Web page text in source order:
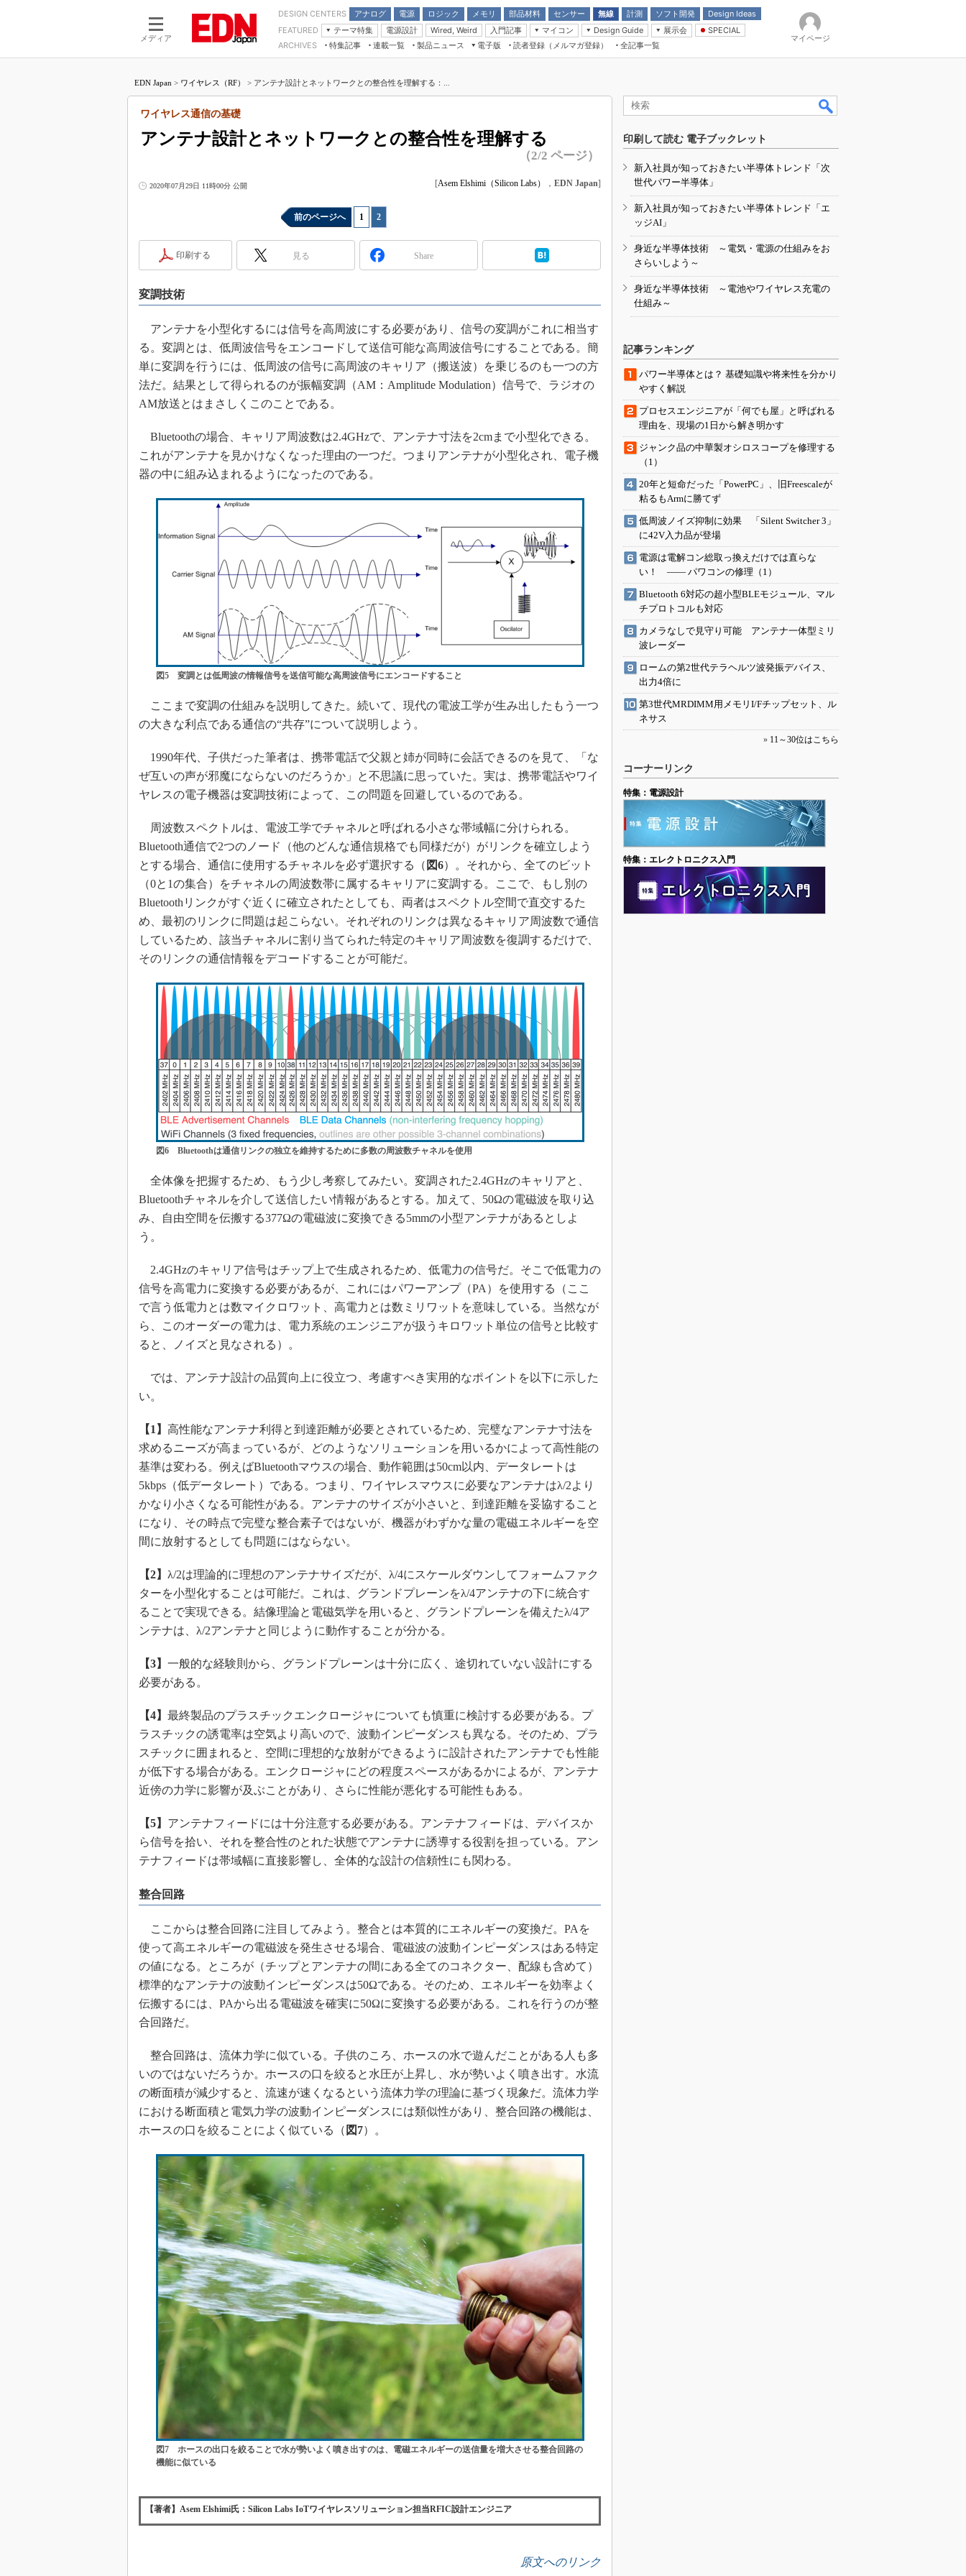
メディア
DESIGN CENTERS アナログ
電源
モーター
ロジック
LSI
メモリ
部品材料
受動部品
センサー 無線 計測 ソフト開発
Design Ideas
アナログ機能回路
計測とテスト
FEATURED
テーマ特集
つながるクルマ
エレクトロニクス入門
医療エレ（EE Times Japan）
電源設計 Wired, Weird
入門記事
モーター入門
マイコン
マイコン講座
Design Guide
計測機器
展示会
CEATEC
組込み/エッジコンピューティング展
人とくるま展
AUTOMOTIVE WORLD
SPECIAL
Microchip情報
ARCHIVES 特集記事
連載一覧
マイクロプロセッサ懐古録
中堅技術者に贈る電子部品“徹底”活
用講座
たった2つの式で始めるDC/DCコン
バーターの設計
Q&Aで学ぶマイコン講座
高速シリアル伝送技術講座
アナログ設計のきほん／ADCとノイ
座
Bluetooth mesh入門
「SPICEの仕組みとその活用設計」
最新記事一覧
USB Type-Cの登場で評価試験はど
う変わる？
IoT時代の無線規格を知る【Thread
編】
製品ニュース
電子版
電子ブックレット
読者登録（メルマガ登録） 全記事一覧
マイページ
EDN Japan > ワイヤレス（RF） > アンテナ設計とネットワークとの整合性を理解する：...
アンテナ設計とネットワークとの整合性を理解する
ワイヤレス通信の基礎
（2/2 ページ）
2020年07月29日 11時00分 公開 [Asem Elshimi（Silicon Labs） ， EDN Japan]
前のページへ 1 2
印刷する 見る Share
変調技術
アンテナを小型化するには信号を高周波にする必要があり、信号の変調がこれに相当す
る。変調とは、低周波信号をエンコードして送信可能な高周波信号にすることである。簡
単に変調を行うには、低周波の信号に高周波のキャリア（搬送波）を乗じるのも一つの方
法だ。結果として得られるのが振幅変調（AM：Amplitude Modulation）信号で、ラジオの
AM放送とはまさしくこのことである。
Bluetoothの場合、キャリア周波数は2.4GHzで、アンテナ寸法を2cmまで小型化できる。
これがアンテナを見かけなくなった理由の一つだ。つまりアンテナが小型化され、電子機
器の中に組み込まれるようになったのである。
図5 変調とは低周波の情報信号を送信可能な高周波信号にエンコードすること
ここまで変調の仕組みを説明してきた。続いて、現代の電波工学が生み出したもう一つ
の大きな利点である通信の“共存”について説明しよう。
1990年代、子供だった筆者は、携帯電話で父親と姉が同時に会話できるのを見て、「な
ぜ互いの声が邪魔にならないのだろうか」と不思議に思っていた。実は、携帯電話やワイ
ヤレスの電子機器は変調技術によって、この問題を回避しているのである。
周波数スペクトルは、電波工学でチャネルと呼ばれる小さな帯域幅に分けられる。
Bluetooth通信で2つのノード（他のどんな通信規格でも同様だが）がリンクを確立しよう
とする場合、通信に使用するチャネルを必ず選択する（ 図6）。それから、全てのビット
（0と1の集合）をチャネルの周波数帯に属するキャリアに変調する。ここで、もし別の
Bluetoothリンクがすぐ近くに確立されたとしても、両者はスペクトル空間で直交するた
め、最初のリンクに問題は起こらない。それぞれのリンクは異なるキャリア周波数で通信
しているため、該当チャネルに割り当てられた特定のキャリア周波数を復調するだけで、
そのリンクの通信情報をデコードすることが可能だ。
図6 Bluetoothは通信リンクの独立を維持するために多数の周波数チャネルを使用
全体像を把握するため、もう少し考察してみたい。変調された2.4GHzのキャリアと、
Bluetoothチャネルを介して送信したい情報があるとする。加えて、50Ωの電磁波を取り込
み、自由空間を伝搬する377Ωの電磁波に変換できる5mmの小型アンテナがあるとしよ
う。
2.4GHzのキャリア信号はチップ上で生成されるため、低電力の信号だ。そこで低電力の
信号を高電力に変換する必要があるが、これにはパワーアンプ（PA）を使用する（ここ
で言う低電力とは数マイクロワット、高電力とは数ミリワットを意味している。当然なが
ら、このオーダーの電力は、電力系統のエンジニアが扱うキロワット単位の信号と比較す
ると、ノイズと見なされる）。
では、アンテナ設計の品質向上に役立つ、考慮すべき実用的なポイントを以下に示した
い。
【1】 高性能なアンテナ利得と到達距離が必要とされているため、完璧なアンテナ寸法を
求めるニーズが高まっているが、どのようなソリューションを用いるかによって高性能の
基準は変わる。例えばBluetoothマウスの場合、動作範囲は50cm以内、データレートは
5kbps（低データレート）である。つまり、ワイヤレスマウスに必要なアンテナはλ/2より
かなり小さくなる可能性がある。アンテナのサイズが小さいと、到達距離を妥協すること
になり、その時点で完璧な整合素子ではないが、機器がわずかな量の電磁エネルギーを空
間に放射するとしても問題にはならない。
【2】 λ/2は理論的に理想のアンテナサイズだが、λ/4にスケールダウンしてフォームファク
ターを小型化することは可能だ。これは、グランドプレーンをλ/4アンテナの下に統合す
ることで実現できる。結像理論と電磁気学を用いると、グランドプレーンを備えたλ/4ア
ンテナは、λ/2アンテナと同じように動作することが分かる。
【3】 一般的な経験則から、グランドプレーンは十分に広く、途切れていない設計にする
必要がある。
【4】 最終製品のプラスチックエンクロージャについても慎重に検討する必要がある。プ
ラスチックの誘電率は空気より高いので、波動インピーダンスも異なる。そのため、プラ
スチックに囲まれると、空間に理想的な放射ができるように設計されたアンテナでも性能
が低下する場合がある。エンクロージャにどの程度スペースがあるかによるが、アンテナ
近傍の力学に影響が及ぶことがあり、さらに性能が悪化する可能性もある。
【5】 アンテナフィードには十分注意する必要がある。アンテナフィードは、デバイスか
ら信号を拾い、それを整合性のとれた状態でアンテナに誘導する役割を担っている。アン
テナフィードは帯域幅に直接影響し、全体的な設計の信頼性にも関わる。
整合回路
ここからは整合回路に注目してみよう。整合とは本質的にエネルギーの変換だ。PAを
使って高エネルギーの電磁波を発生させる場合、電磁波の波動インピーダンスはある特定
の値になる。ところが（チップとアンテナの間にある全てのコネクター、配線も含めて）
標準的なアンテナの波動インピーダンスは50Ωである。そのため、エネルギーを効率よく
伝搬するには、PAから出る電磁波を確実に50Ωに変換する必要がある。これを行うのが整
合回路だ。
整合回路は、流体力学に似ている。子供のころ、ホースの水で遊んだことがある人も多
いのではないだろうか。ホースの口を絞ると水圧が上昇し、水が勢いよく噴き出す。水流
の断面積が減少すると、流速が速くなるという流体力学の理論に基づく現象だ。流体力学
における断面積と電気力学の波動インピーダンスには類似性があり、整合回路の機能は、
ホースの口を絞ることによく似ている（ 図7）。
図7 ホースの出口を絞ることで水が勢いよく噴き出すのは、電磁エネルギーの送信量を増大させる整合回路の
機能に似ている
【著者】Asem Elshimi氏：Silicon Labs IoTワイヤレスソリューション担当RFIC設計エンジニア
原文へのリンク
印刷して読む 電子ブックレット
新入社員が知っておきたい半導体トレンド「次
世代パワー半導体」
新入社員が知っておきたい半導体トレンド「エ
ッジAI」
身近な半導体技術 ～電気・電源の仕組みをお
さらいしよう～
身近な半導体技術 ～電池やワイヤレス充電の
仕組み～
記事ランキング
パワー半導体とは？ 基礎知識や将来性を分かり
やすく解説
プロセスエンジニアが「何でも屋」と呼ばれる
理由を、現場の1日から解き明かす
ジャンク品の中華製オシロスコープを修理する
（1）
20年と短命だった「PowerPC」、旧Freescaleが
粘るもArmに勝てず
低周波ノイズ抑制に効果 「Silent Switcher 3」
に42V入力品が登場
電源は電解コン総取っ換えだけでは直らな
い！ ―― パワコンの修理（1）
Bluetooth 6対応の超小型BLEモジュール、マル
チプロトコルも対応
カメラなしで見守り可能 アンテナ一体型ミリ
波レーダー
ロームの第2世代テラヘルツ波発振デバイス、
出力4倍に
第3世代MRDIMM用メモリI/Fチップセット、ル
ネサス
» 11～30位はこちら
コーナーリンク
特集：電源設計
特集：エレクトロニクス入門